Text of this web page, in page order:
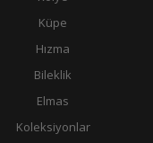
Küpe
Hızma
Bileklik
Elmas
Koleksiyonlar